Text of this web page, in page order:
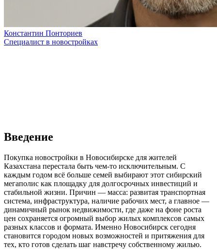
Константин Понториев
Специалист в новостройках
Введение
Покупка новостройки в Новосибирске для жителей
Казахстана перестала быть чем-то исключительным. С
каждым годом всё больше семей выбирают этот сибирский
мегаполис как площадку для долгосрочных инвестиций и
стабильной жизни. Причин — масса: развитая транспортная
система, инфраструктура, наличие рабочих мест, а главное —
динамичный рынок недвижимости, где даже на фоне роста
цен сохраняется огромный выбор жилых комплексов самых
разных классов и формата. Именно Новосибирск сегодня
становится городом новых возможностей и притяжения для
тех, кто готов сделать шаг навстречу собственному жилью.